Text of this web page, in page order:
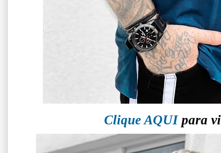
Clique AQUIpara